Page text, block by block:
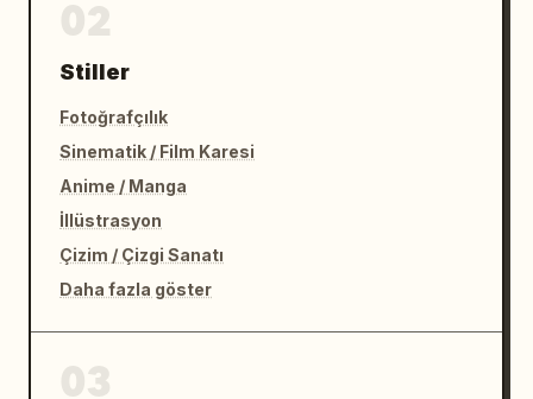
Stiller
Fotoğrafçılık
Sinematik / Film Karesi
Anime / Manga
İllüstrasyon
Çizim / Çizgi Sanatı
Daha fazla göster